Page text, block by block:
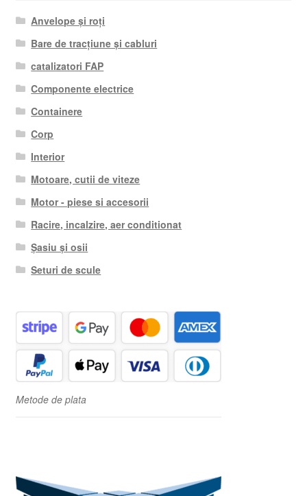
Anvelope și roți
Bare de tracțiune și cabluri
catalizatori FAP
Componente electrice
Containere
Corp
Interior
Motoare, cutii de viteze
Motor - piese si accesorii
Racire, incalzire, aer conditionat
Șasiu și osii
Seturi de scule
Metode de plata